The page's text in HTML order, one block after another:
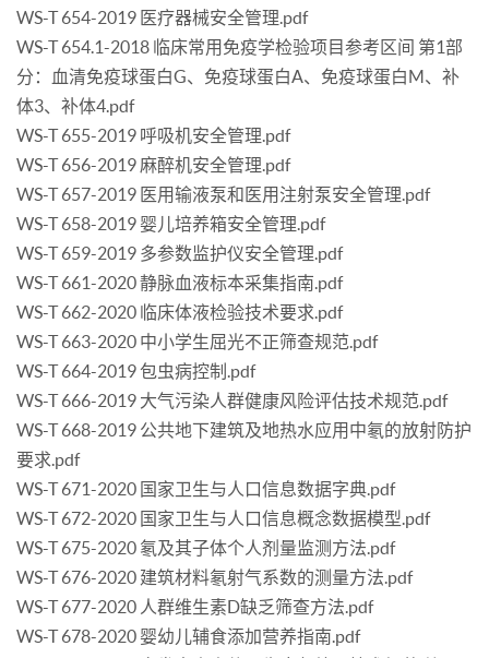
WS-T 654-2019 医疗器械安全管理.pdf
WS-T 654.1-2018 临床常用免疫学检验项目参考区间 第1部
分：血清免疫球蛋白G、免疫球蛋白A、免疫球蛋白M、补
体3、补体4.pdf
WS-T 655-2019 呼吸机安全管理.pdf
WS-T 656-2019 麻醉机安全管理.pdf
WS-T 657-2019 医用输液泵和医用注射泵安全管理.pdf
WS-T 658-2019 婴儿培养箱安全管理.pdf
WS-T 659-2019 多参数监护仪安全管理.pdf
WS-T 661-2020 静脉血液标本采集指南.pdf
WS-T 662-2020 临床体液检验技术要求.pdf
WS-T 663-2020 中小学生屈光不正筛查规范.pdf
WS-T 664-2019 包虫病控制.pdf
WS-T 666-2019 大气污染人群健康风险评估技术规范.pdf
WS-T 668-2019 公共地下建筑及地热水应用中氡的放射防护
要求.pdf
WS-T 671-2020 国家卫生与人口信息数据字典.pdf
WS-T 672-2020 国家卫生与人口信息概念数据模型.pdf
WS-T 675-2020 氡及其子体个人剂量监测方法.pdf
WS-T 676-2020 建筑材料氡射气系数的测量方法.pdf
WS-T 677-2020 人群维生素D缺乏筛查方法.pdf
WS-T 678-2020 婴幼儿辅食添加营养指南.pdf